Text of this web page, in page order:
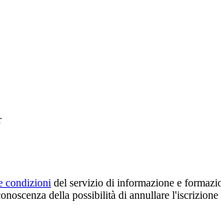
condizioni del servizio di informazione e
della possibilità di annullare